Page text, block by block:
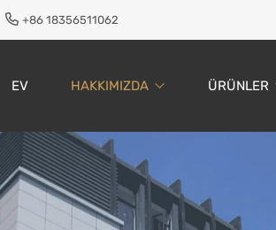
+86 18356511062
EV HAKKIMIZDA ÜRÜNLER